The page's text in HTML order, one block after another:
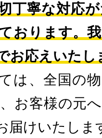
丁寧な対応
おります。
お応えいたし
は、全国の
お客様の元
届けいたしま